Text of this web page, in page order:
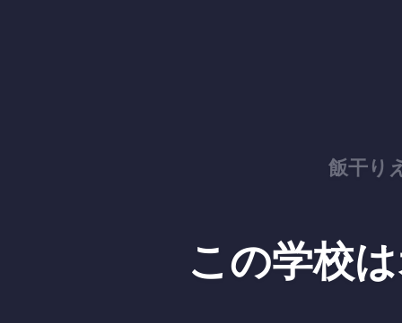
飯干り
この学校